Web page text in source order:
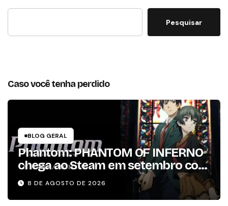
Pesquisar
Caso você tenha perdido
BLOG GERAL
Phantom: PHANTOM OF INFERNO
chega ao Steam em setembro com
conteúdo da versão lançada em
2013
8 DE AGOSTO DE 2026